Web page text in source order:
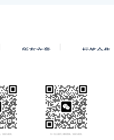
所有文章 标签合集